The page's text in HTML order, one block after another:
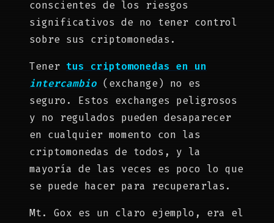
conscientes de los riesgos
significativos de no tener control
sobre sus criptomonedas.
Tener tus criptomonedas en un
intercambio (exchange) no es
seguro. Estos exchanges peligrosos
y no regulados pueden desaparecer
en cualquier momento con las
criptomonedas de todos, y la
mayoría de las veces es poco lo que
se puede hacer para recuperarlas.
Mt. Gox es un claro ejemplo, era el